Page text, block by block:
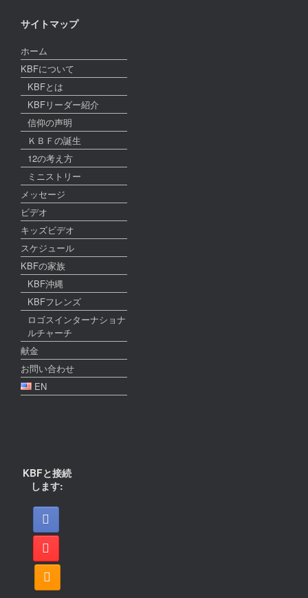
サイトマップ
ホーム
KBFについて
KBFとは
KBFリーダー紹介
信仰の声明
ＫＢＦの誕生
12の考え方
ミニストリー
メッセージ
ビデオ
キッズビデオ
スケジュール
KBFの家族
KBF沖縄
KBFフレンズ
ロゴスインターナショナ
ルチャーチ
献金
お問い合わせ
EN
KBFと接続
します: